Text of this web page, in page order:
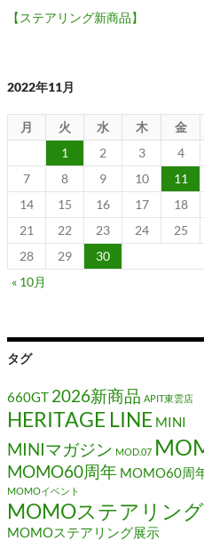
【ステアリング新商品】
2022年11月
月 火 水 木 金
1
2 3 4
7
8 9 10 11
14
15 16 17 18
21
22 23 24 25
28
29
30
« 10月
タグ
660GT 2026新商品 APIT東雲店
HERITAGE LINE MINI
MINIマガジン MOD.07
MOMO60周年 MOMO60周
MOMOイベント
MOMOステアリング
MOMOステアリング展示